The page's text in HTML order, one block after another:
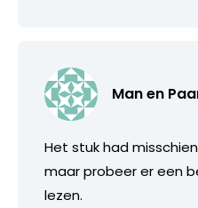
Man en
Het stuk had
maar probeer er een
lezen.